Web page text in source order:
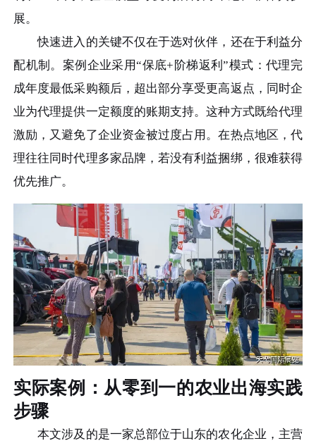
展。
快速进入的关键不仅在于选对伙伴，还在于利益分
配机制。案例企业采用“保底+阶梯返利”模式：代理完
成年度最低采购额后，超出部分享受更高返点，同时企
业为代理提供一定额度的账期支持。这种方式既给代理
激励，又避免了企业资金被过度占用。在热点地区，代
理往往同时代理多家品牌，若没有利益捆绑，很难获得
优先推广。
实际案例：从零到一的农业出海实践
步骤
本文涉及的是一家总部位于山东的农化企业，主营